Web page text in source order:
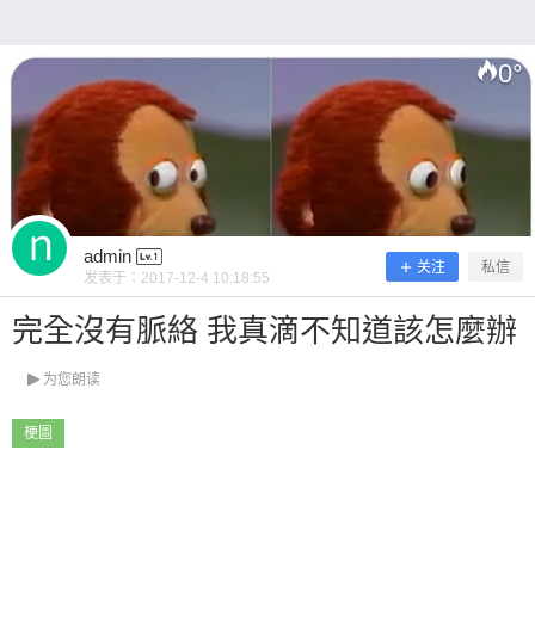
0°
admin
发表于： 2017-12-4 10:18:55
关注 私信
完全沒有脈絡 我真滴不知道該怎麼辦
为您朗读
梗圖
扫描二维码继续阅读